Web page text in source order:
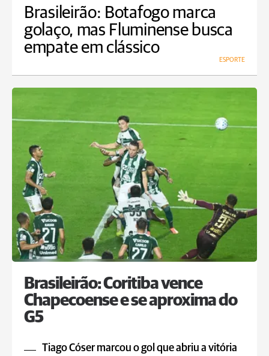
Brasileirão: Botafogo marca
golaço, mas Fluminense busca
empate em clássico
ESPORTE
Brasileirão: Coritiba vence
Chapecoense e se aproxima do
G5
Tiago Cóser marcou o gol que abriu a vitória